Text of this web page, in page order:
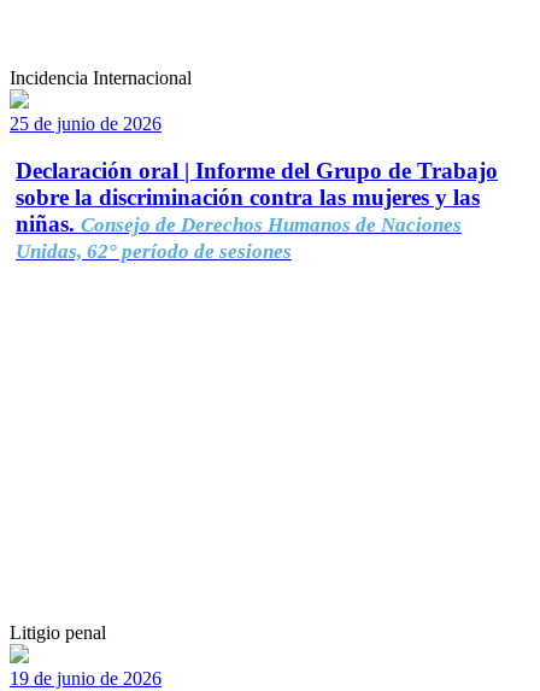
Incidencia Internacional
25 de junio de 2026
Declaración oral | Informe del Grupo de Trabajo
sobre la discriminación contra las mujeres y las
niñas. Consejo de Derechos Humanos de Naciones
Unidas, 62° período de sesiones
Litigio penal
19 de junio de 2026